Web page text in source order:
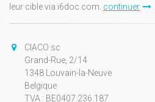
leur cible via i6doc.com. continuer
CIACO sc
Grand-Rue, 2/14
1348 Louvain-la-Neuve
Belgique
TVA : BE0407.236.187